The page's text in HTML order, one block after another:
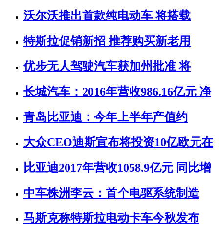
沃尔沃推出首款纯电动车 将搭载
特斯拉促销新招 推荐购买新老用
优步无人驾驶汽车获加州批准 将
长城汽车：2016年营收986.16亿元 净
青岛比亚迪：今年上半年产值约
大众CEO迪斯宣布将投资10亿欧元在
比亚迪2017年营收1058.9亿元 同比增
中车株洲李云：首个电驱系统制造
马斯克称特斯拉电动卡车今秋发布